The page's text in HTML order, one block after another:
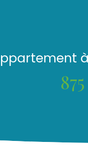
à
875